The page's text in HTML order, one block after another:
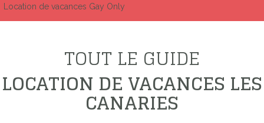
Location de vacances Gay Only
TOUT LE GUIDE
LOCATION DE VACANCES LES
CANARIES